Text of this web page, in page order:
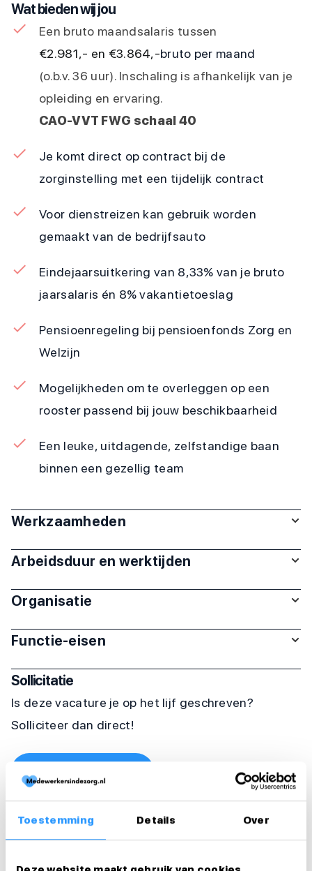
Toestemming Details Over
Wat bieden wij jou
Een bruto maandsalaris tussen
€2.981,- en €3.864,-bruto per maand
(o.b.v. 36 uur). Inschaling is afhankelijk van je
opleiding en ervaring.
CAO-VVT FWG schaal 40
Je komt direct op contract bij de
zorginstelling met een tijdelijk contract
Voor dienstreizen kan gebruik worden
gemaakt van de bedrijfsauto
Eindejaarsuitkering van 8,33% van je bruto
jaarsalaris én 8% vakantietoeslag
Pensioenregeling bij pensioenfonds Zorg en
Welzijn
Mogelijkheden om te overleggen op een
rooster passend bij jouw beschikbaarheid
Een leuke, uitdagende, zelfstandige baan
binnen een gezellig team
Werkzaamheden
Arbeidsduur en werktijden
Organisatie
Functie-eisen
Sollicitatie
Is deze vacature je op het lijf geschreven?
Solliciteer dan direct!
Solliciteer binnen 1 minuut
Deel deze vacature: